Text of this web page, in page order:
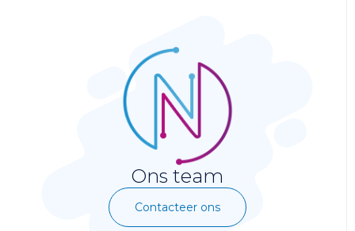
Ons team
Contacteer ons